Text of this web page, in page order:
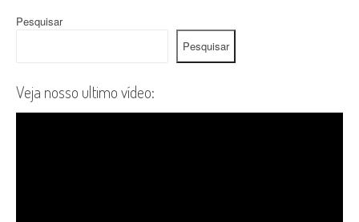
Pesquisar
Pesquisar
Veja nosso ultimo vídeo: